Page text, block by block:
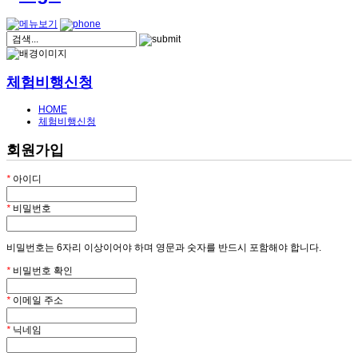
체험비행신청
HOME
체험비행신청
회원가입
* 아이디
* 비밀번호
비밀번호는 6자리 이상이어야 하며 영문과 숫자를 반드시 포함해야 합니다.
* 비밀번호 확인
* 이메일 주소
* 닉네임